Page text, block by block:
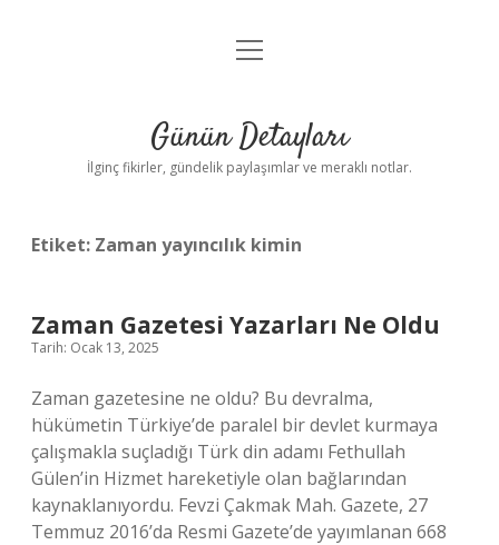
Gizlilik Politikası
Yasal Uyarı
menüyü
Günün Detayları
İlginç fikirler, gündelik paylaşımlar ve meraklı notlar.
Etiket: Zaman yayıncılık kimin
Zaman Gazetesi Yazarları Ne Oldu
Tarih: Ocak 13, 2025
Zaman gazetesine ne oldu? Bu devralma,
hükümetin Türkiye’de paralel bir devlet kurmaya
çalışmakla suçladığı Türk din adamı Fethullah
Gülen’in Hizmet hareketiyle olan bağlarından
kaynaklanıyordu. Fevzi Çakmak Mah. Gazete, 27
Temmuz 2016’da Resmi Gazete’de yayımlanan 668